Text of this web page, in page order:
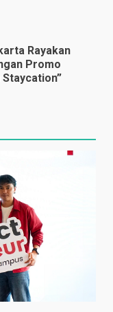
Rayakan
Promo